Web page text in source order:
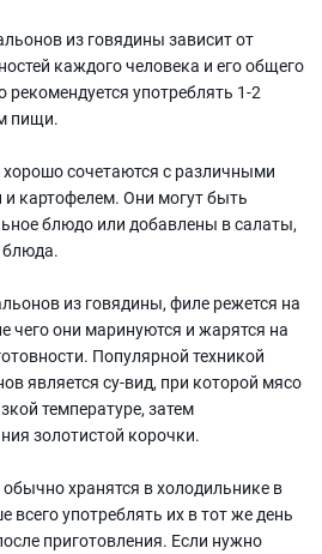
из говядины зависит от
каждого человека и его общего
употреблять 1-2
пищи.
сочетаются с различными
картофелем. Они могут быть
блюдо или добавлены в салаты,
блюда.
из говядины, филе режется на
чего они маринуются и жарятся на
Популярной техникой
является су-вид, при которой мясо
температуре, затем
золотистой корочки.
хранятся в холодильнике в
всего употреблять их в тот же день
приготовления. Если нужно